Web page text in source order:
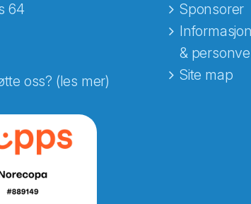
64
oss? (les mer)
Sponsorer
&
Site map